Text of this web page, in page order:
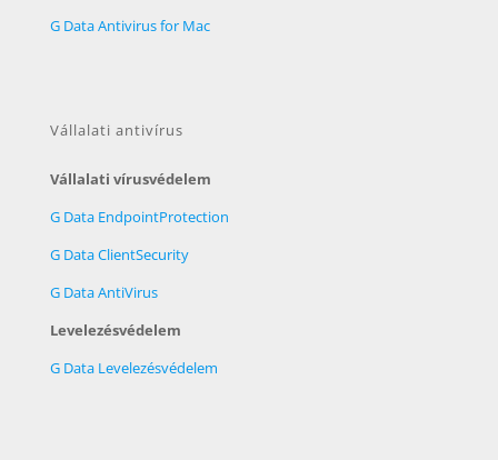
G Data Antivirus for Mac
Vállalati antivírus
Vállalati vírusvédelem
G Data EndpointProtection
G Data ClientSecurity
G Data AntiVirus
Levelezésvédelem
G Data Levelezésvédelem